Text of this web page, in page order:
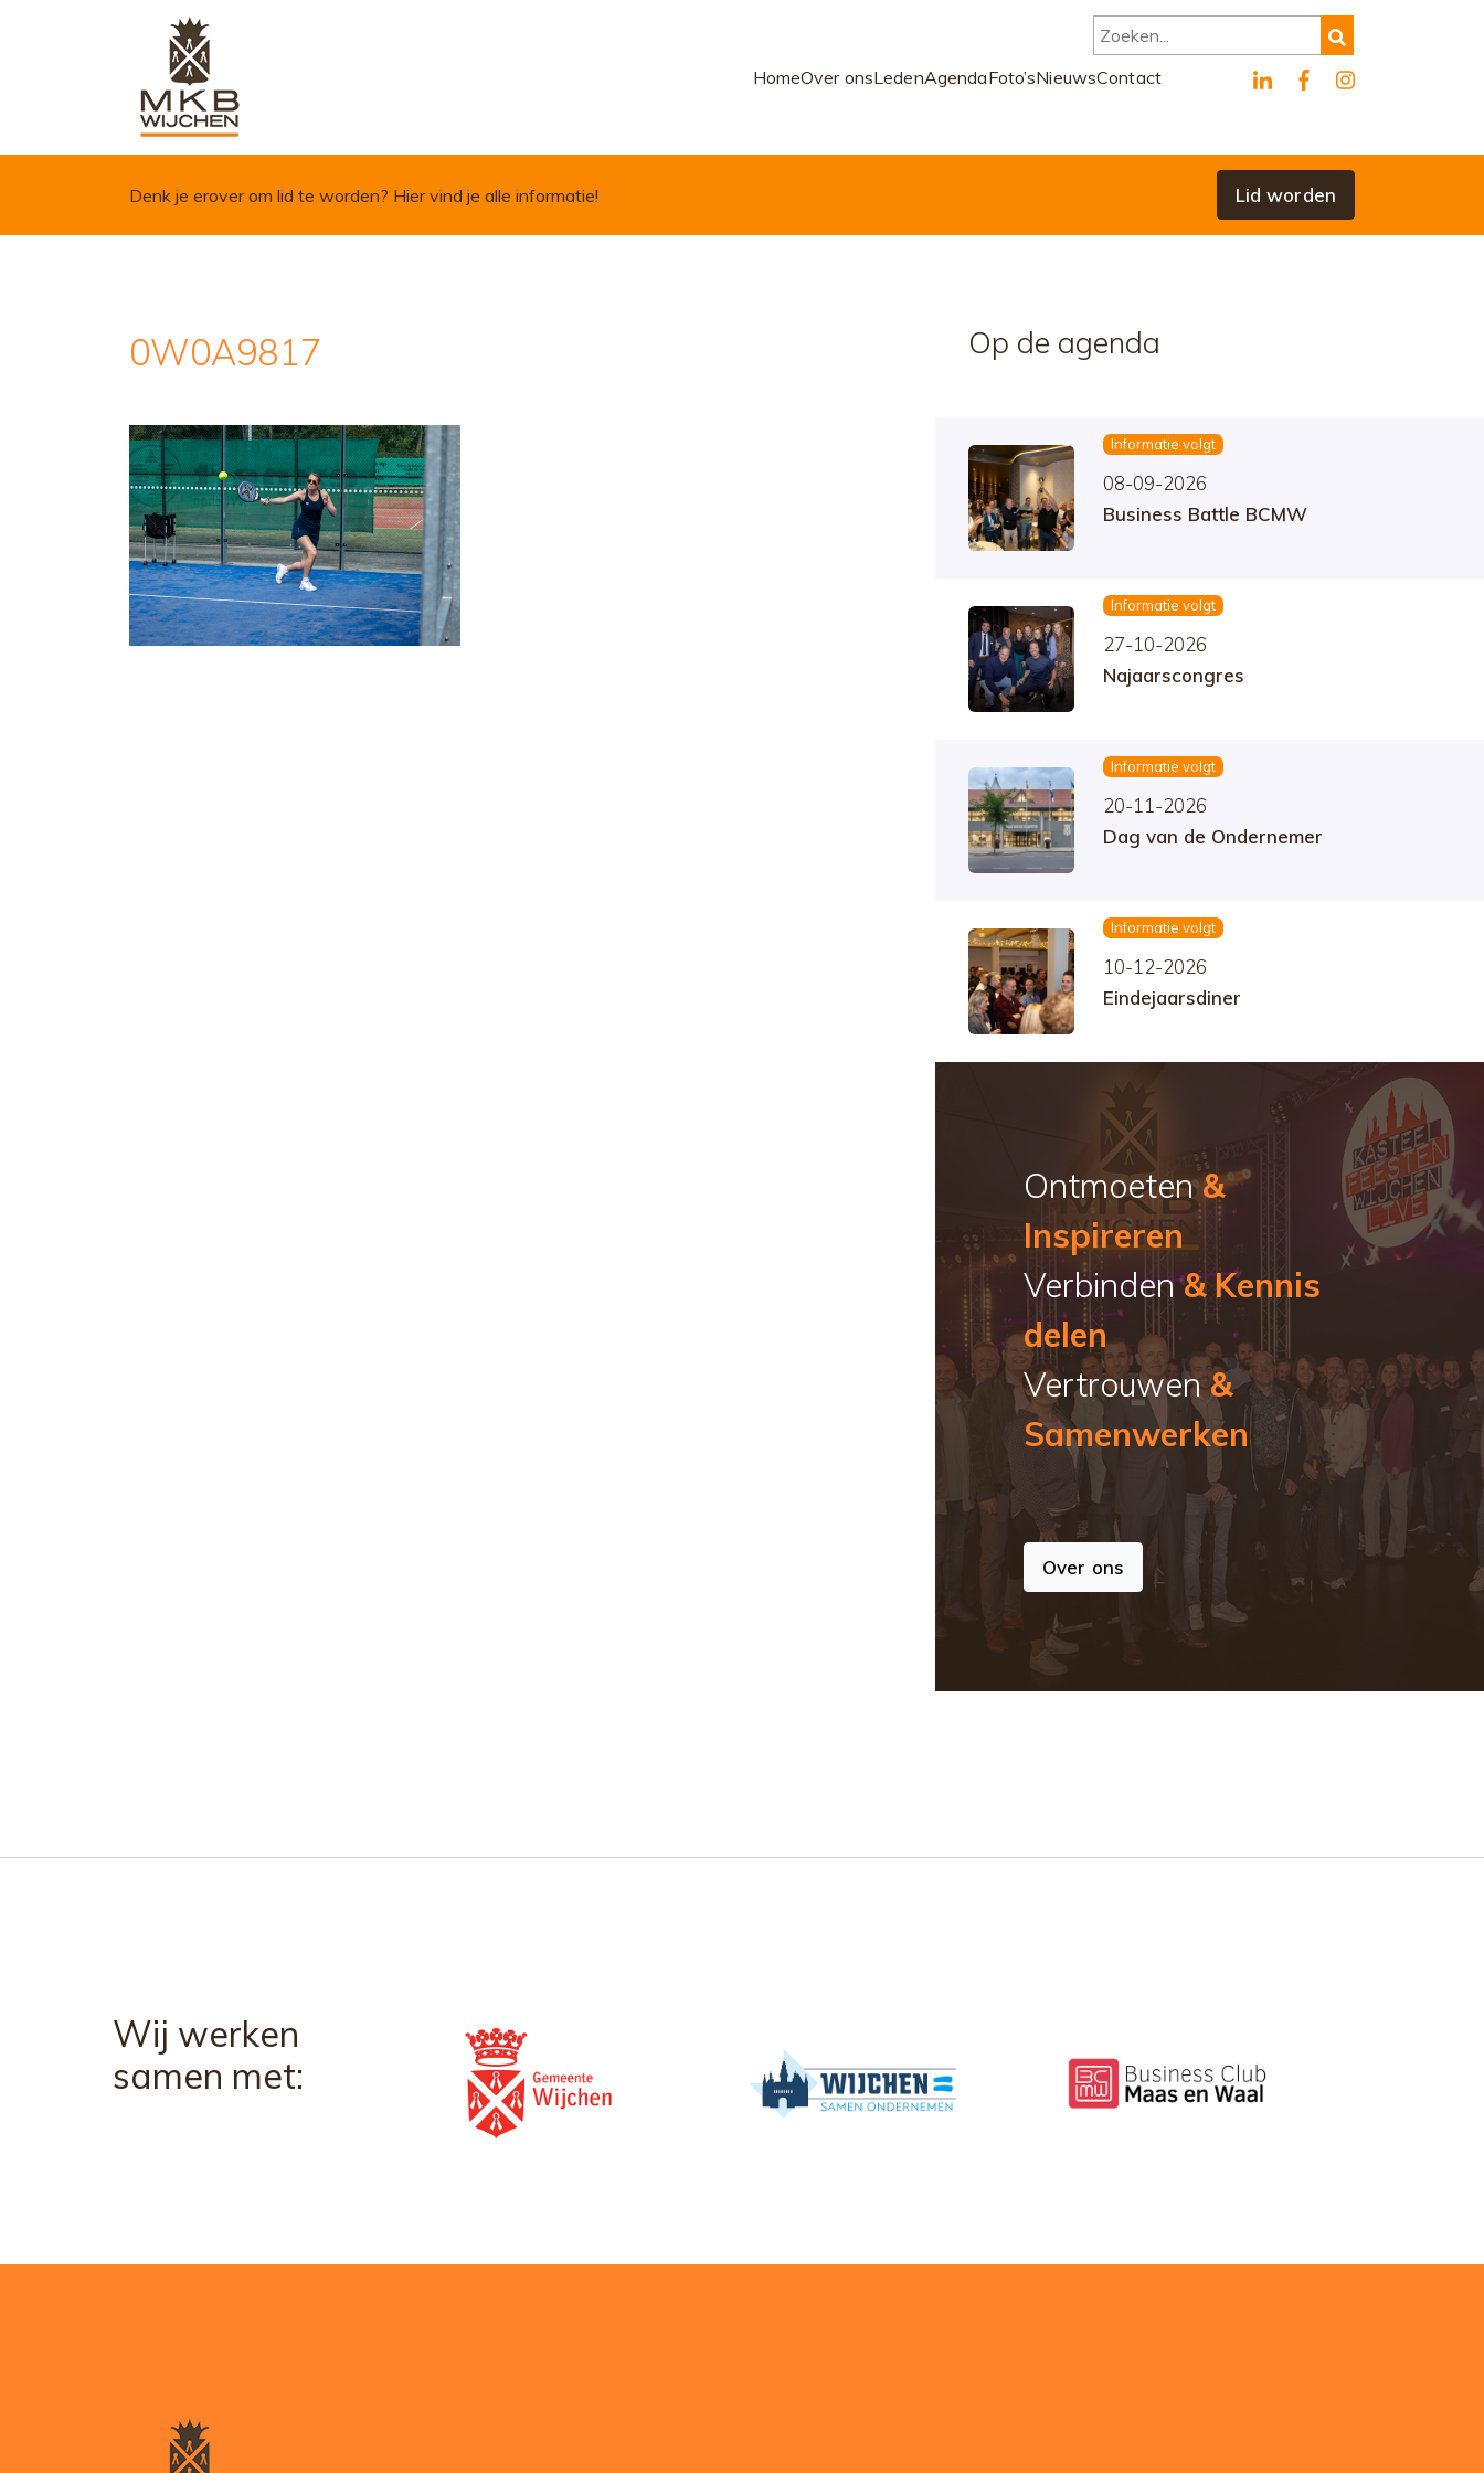
HomeOver onsLedenAgendaFoto’sNieuwsContact
Zoeken...
Denk je erover om lid te worden? Hier vind je alle informatie! Lid worden
0W0A9817 Op de agenda
Informatie volgt
08-09-2026
Business Battle BCMW
Informatie volgt
27-10-2026
Najaarscongres
Informatie volgt
20-11-2026
Dag van de Ondernemer
Informatie volgt
10-12-2026
Eindejaarsdiner
Ontmoeten&
Inspireren
Verbinden& Kennis
delen
Vertrouwen&
Samenwerken
Over ons
Wij werken
samen met: